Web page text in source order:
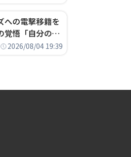
への電撃移籍を
覚悟「自分のエ
なことのため
2026/08/04 19:39